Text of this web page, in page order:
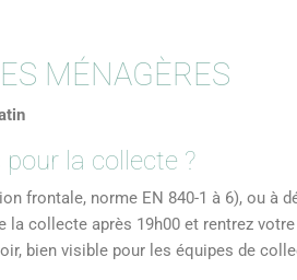
MÉNAGÈRES
la collecte ?
frontale, norme EN 840-1 à 6), ou à
collecte après 19h00 et rentrez
bien visible pour les équipes de